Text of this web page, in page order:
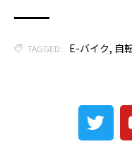
TAGGED: E-バイク, 自